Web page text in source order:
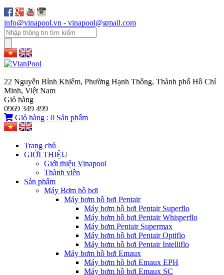
info@vinapool.vn - vinapool@gmail.com
22 Nguyễn Bỉnh Khiêm, Phường Hạnh Thông, Thành phố Hồ Chí
Minh, Việt Nam
Giỏ hàng
0969 349 499
Giỏ hàng : 0 Sản phẩm
Trang chủ
GIỚI THIỆU
Giới thiệu Vinapool
Thành viên
Sản phẩm
Máy Bơm hồ bơi
Máy bơm hồ bơi Pentair
Máy bơm hồ bơi Pentair Superflo
Máy bơm hồ bơi Pentair Whisperflo
Máy bơm Pentair Supermax
Máy bơm hồ bơi Pentair Optiflo
Máy bơm hồ bơi Pentair Intelliflo
Máy bơm hồ bơi Emaux
Máy bơm hồ bơi Emaux EPH
Máy bơm hồ bơi Emaux SC